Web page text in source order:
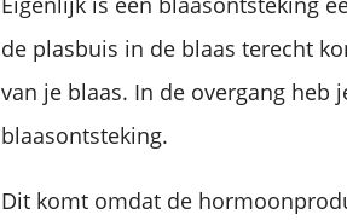
de plasbuis in de blaas terecht
van je blaas. In de overgang heb
blaasontsteking.
Dit komt omdat de